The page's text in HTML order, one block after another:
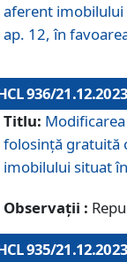
aferent imobilului
ap. 12, în
936/21.12.2023
Titlu:
folosinţă gratuită
imobilului situat
Observații :
935/21.12.2023